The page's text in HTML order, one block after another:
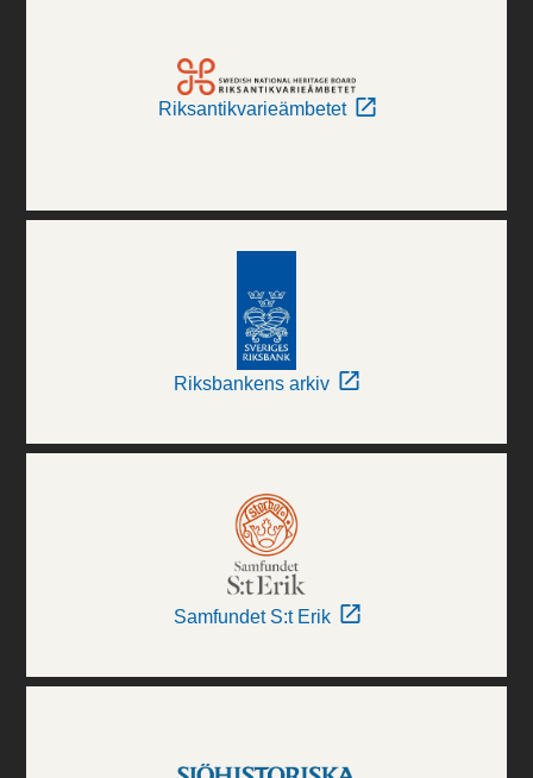
Riksantikvarieämbetet
Riksbankens arkiv
Samfundet S:t Erik